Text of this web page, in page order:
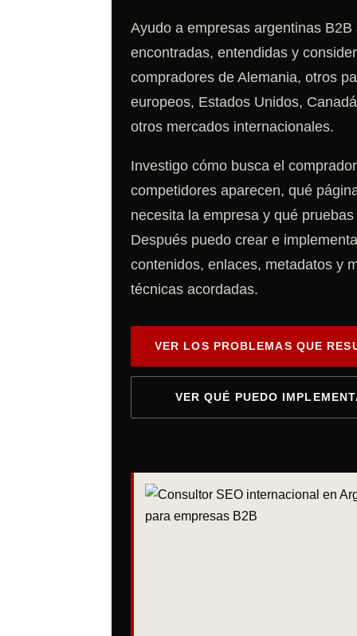
Ayudo a empresas argentinas B2B
encontradas, entendidas y
compradores de Alemania, otros
europeos, Estados Unidos,
otros mercados internacionales.
Investigo cómo busca el
competidores aparecen, qué
necesita la empresa y qué
Después puedo crear e
contenidos, enlaces, metadatos y
técnicas acordadas.
VER LOS PROBLEMAS QUE
VER QUÉ PUEDO